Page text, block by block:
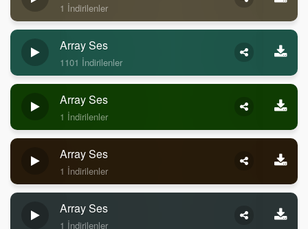
1 İndirilenler
Array Ses
1101 İndirilenler
Array Ses
1 İndirilenler
Array Ses
1 İndirilenler
Array Ses
1 İndirilenler